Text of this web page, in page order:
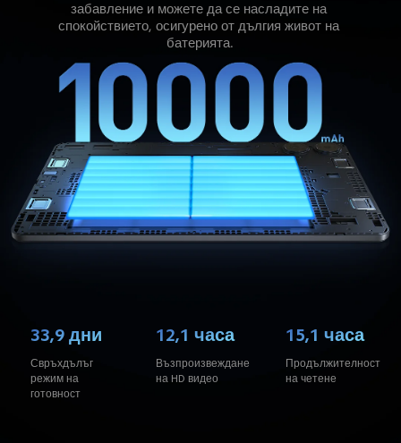
забавление и можете да се насладите на
спокойствието, осигурено от дългия живот на
батерията.
33,9 дни
Свръхдълъг
режим на
готовност
12,1 часа
Възпроизвеждане
на HD видео
15,1 часа
Продължителност
на четене